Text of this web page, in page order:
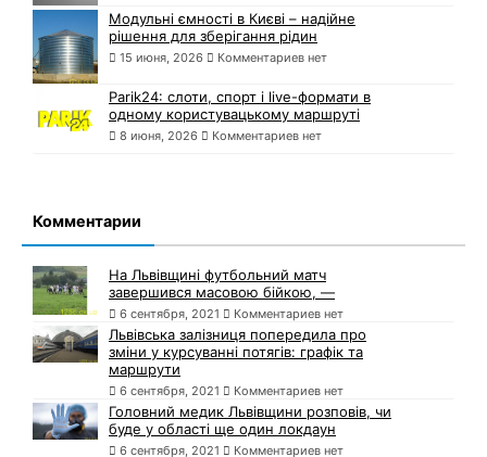
Модульні ємності в Києві – надійне
рішення для зберігання рідин
15 июня, 2026 Комментариев нет
Parik24: слоти, спорт і live-формати в
одному користувацькому маршруті
8 июня, 2026 Комментариев нет
Комментарии
На Львівщині футбольний матч
завершився масовою бійкою, —
6 сентября, 2021 Комментариев нет
Львівська залізниця попередила про
зміни у курсуванні потягів: графік та
маршрути
6 сентября, 2021 Комментариев нет
Головний медик Львівщини розповів, чи
буде у області ще один локдаун
6 сентября, 2021 Комментариев нет